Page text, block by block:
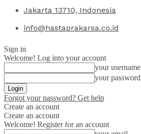
Jakarta 13710, Indonesia
info@hastaprakarsa.co.id
Sign in
Welcome! Log into your account
your username
your password
Forgot your password? Get help
Create an account
Create an account
Welcome! Register for an account